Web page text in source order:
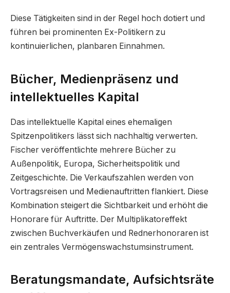
Diese Tätigkeiten sind in der Regel hoch dotiert und
führen bei prominenten Ex-Politikern zu
kontinuierlichen, planbaren Einnahmen.
Bücher, Medienpräsenz und
intellektuelles Kapital
Das intellektuelle Kapital eines ehemaligen
Spitzenpolitikers lässt sich nachhaltig verwerten.
Fischer veröffentlichte mehrere Bücher zu
Außenpolitik, Europa, Sicherheitspolitik und
Zeitgeschichte. Die Verkaufszahlen werden von
Vortragsreisen und Medienauftritten flankiert. Diese
Kombination steigert die Sichtbarkeit und erhöht die
Honorare für Auftritte. Der Multiplikatoreffekt
zwischen Buchverkäufen und Rednerhonoraren ist
ein zentrales Vermögenswachstumsinstrument.
Beratungsmandate, Aufsichtsräte